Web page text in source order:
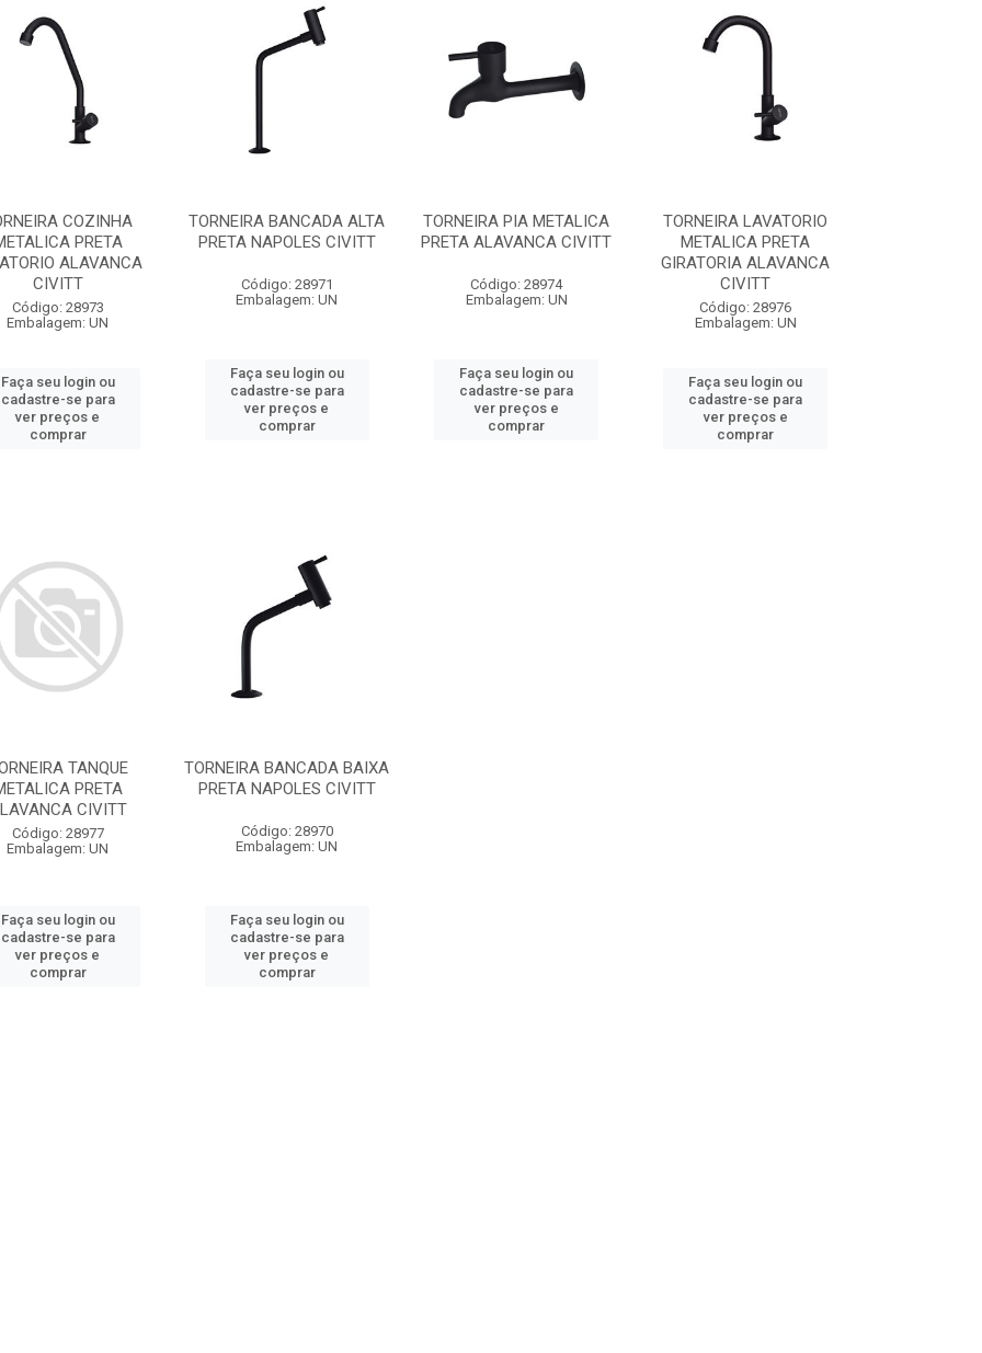
COZINHA
PRETA
ALAVANCA
CIVITT
Código: 28973
Embalagem: UN
Faça seu login ou
cadastre-se para
ver preços e
comprar
TORNEIRA BANCADA ALTA
PRETA NAPOLES CIVITT
Código: 28971
Embalagem: UN
Faça seu login ou
cadastre-se para
ver preços e
comprar
TORNEIRA PIA METALICA
PRETA ALAVANCA CIVITT
Código: 28974
Embalagem: UN
Faça seu login ou
cadastre-se para
ver preços e
comprar
TORNEIRA LAVATORIO
METALICA PRETA
GIRATORIA ALAVANCA
CIVITT
Código: 28976
Embalagem: UN
Faça seu login ou
cadastre-se para
ver preços e
comprar
TANQUE
PRETA
CIVITT
Código: 28977
Embalagem: UN
Faça seu login ou
cadastre-se para
ver preços e
comprar
TORNEIRA BANCADA BAIXA
PRETA NAPOLES CIVITT
Código: 28970
Embalagem: UN
Faça seu login ou
cadastre-se para
ver preços e
comprar